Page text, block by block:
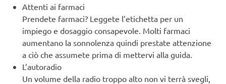
Attenti ai farmaci
Prendete farmaci? Leggete l’etichetta per un
impiego e dosaggio consapevole. Molti farmaci
aumentano la sonnolenza quindi prestate attenzione
a ciò che assumete prima di mettervi alla guida.
L’autoradio
Un volume della radio troppo alto non vi terrà svegli,